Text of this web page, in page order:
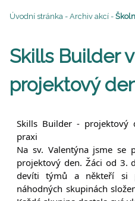
Úvodní stránka - Archiv akcí -
Skills Builder
projektový
Skills Builder - projektový
praxi
Na sv. Valentýna jsme se
projektový den. Žáci od 3.
devíti týmů a někteří si
náhodných skupinách